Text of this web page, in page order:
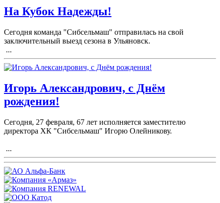
На Кубок Надежды!
Сегодня команда "Сибсельмаш" отправилась на свой
заключительный выезд сезона в Ульяновск.
...
Игорь Александрович, с Днём
рождения!
Сегодня, 27 февраля, 67 лет исполняется заместителю
директора ХК "Сибсельмаш" Игорю Олейникову.
...